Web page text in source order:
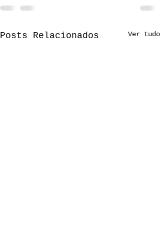
Posts Relacionados Ver tudo